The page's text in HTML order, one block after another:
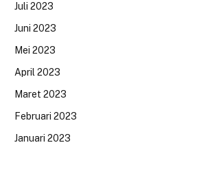
Juli 2023
Juni 2023
Mei 2023
April 2023
Maret 2023
Februari 2023
Januari 2023